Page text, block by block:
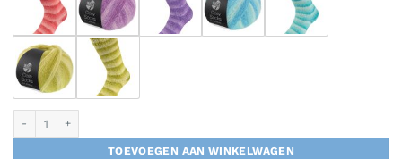
TOEVOEGEN AAN WINKELWAGEN